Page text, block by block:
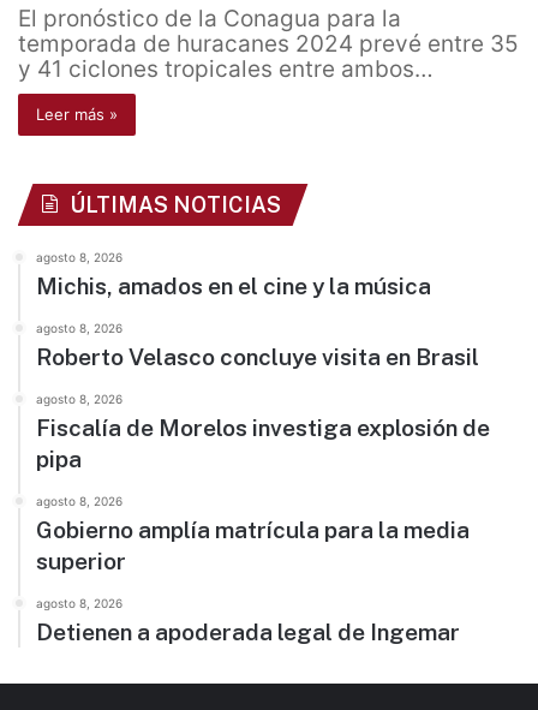
El pronóstico de la Conagua para la
temporada de huracanes 2024 prevé entre 35
y 41 ciclones tropicales entre ambos…
Leer más »
ÚLTIMAS NOTICIAS
agosto 8, 2026
Michis, amados en el cine y la música
agosto 8, 2026
Roberto Velasco concluye visita en Brasil
agosto 8, 2026
Fiscalía de Morelos investiga explosión de
pipa
agosto 8, 2026
Gobierno amplía matrícula para la media
superior
agosto 8, 2026
Detienen a apoderada legal de Ingemar